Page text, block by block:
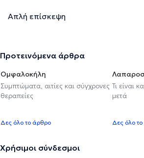
Απλή επίσκεψη
Προτεινόμενα άρθρα
Ομφαλοκήλη
Συμπτώματα, αιτίες και σύγχρονες
θεραπείες
Δες όλο το άρθρο
Τι είναι
μετά
Δες όλο
Χρήσιμοι σύνδεσμοι